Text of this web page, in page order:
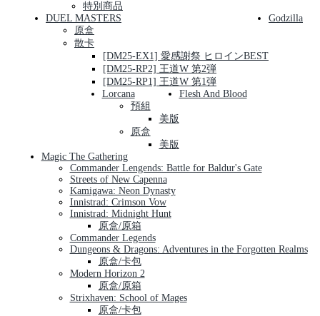
特別商品
DUEL MASTERS
原盒
散卡
[DM25-EX1] 愛感謝祭 ヒロインBEST
[DM25-RP2] 王道W 第2弾
[DM25-RP1] 王道W 第1弾
Godzilla
Lorcana
預組
美版
原盒
美版
Flesh And Blood
Magic The Gathering
Commander Lengends: Battle for Baldur's Gate
Streets of New Capenna
Kamigawa: Neon Dynasty
Innistrad: Crimson Vow
Innistrad: Midnight Hunt
原盒/原箱
Commander Legends
Dungeons & Dragons: Adventures in the Forgotten Realms
原盒/卡包
Modern Horizon 2
原盒/原箱
Strixhaven: School of Mages
原盒/卡包